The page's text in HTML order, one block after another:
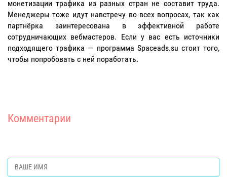
монетизации трафика из разных стран не составит труда.
Менеджеры тоже идут навстречу во всех вопросах, так как
партнёрка заинтересована в эффективной работе
сотрудничающих вебмастеров. Если у вас есть источники
подходящего трафика — программа Spaceads.su стоит того,
чтобы попробовать с ней поработать.
Комментарии